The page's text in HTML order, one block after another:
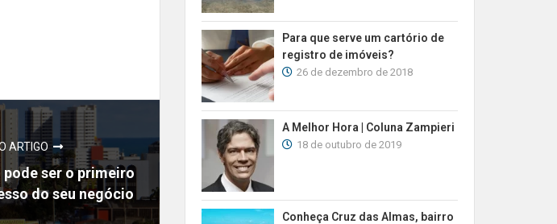
ARTIGO
ser o primeiro
do seu negócio
Para que serve um cartório de
registro de imóveis?
26 de dezembro de 2018
A Melhor Hora | Coluna Zampieri
18 de outubro de 2019
Conheça Cruz das Almas, bairro